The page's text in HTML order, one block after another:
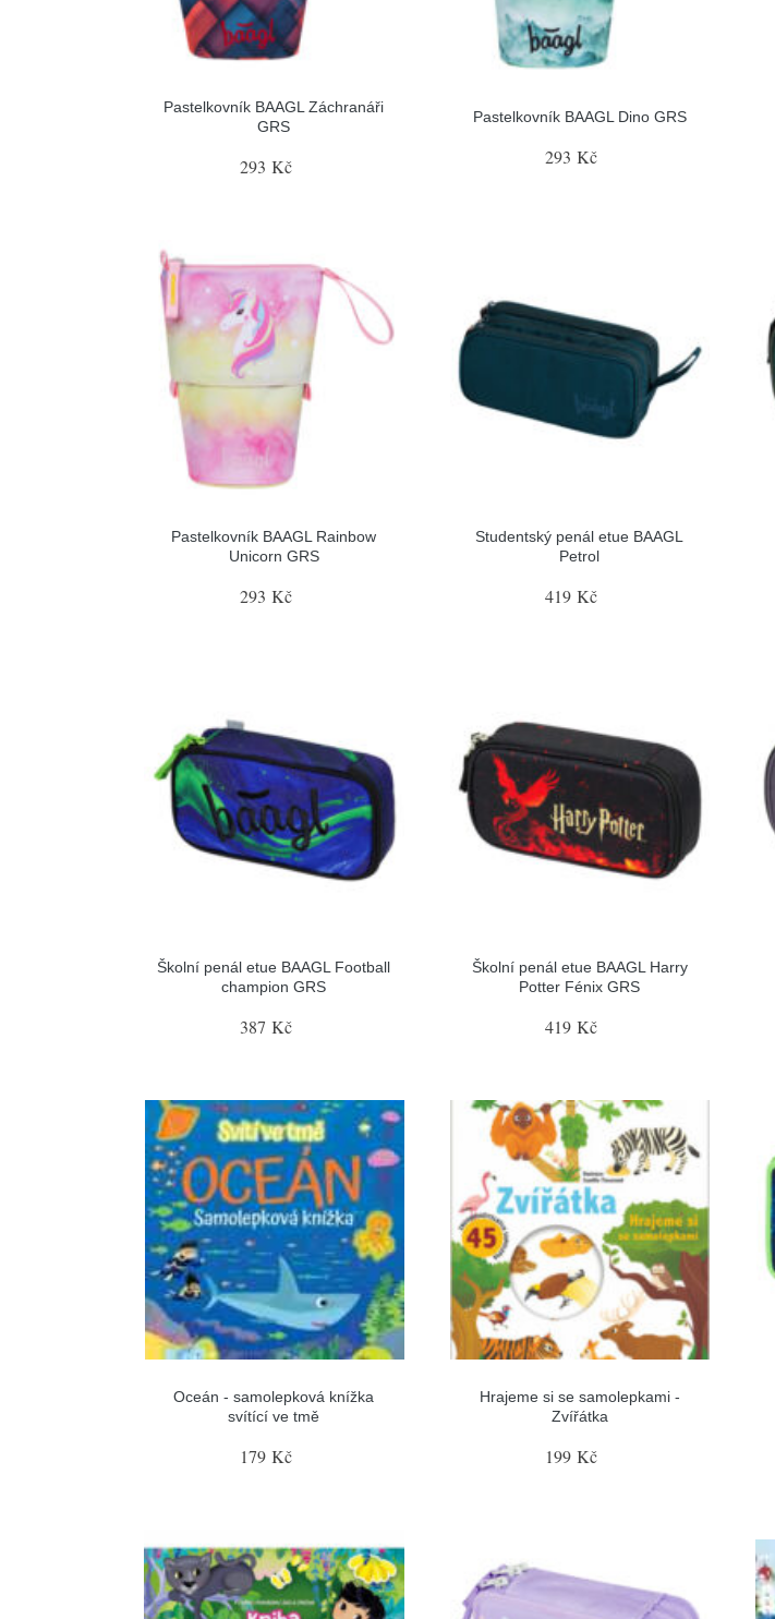
Pastelkovník BAAGL Záchranáři
GRS
293 Kč
Pastelkovník BAAGL Dino GRS
293 Kč
Pastelkovník BAAGL Rainbow
Unicorn GRS
293 Kč
Studentský penál etue BAAGL
Petrol
419 Kč
Školní penál etue BAAGL Football
champion GRS
387 Kč
Školní penál etue BAAGL Harry
Potter Fénix GRS
419 Kč
Oceán - samolepková knížka
svítící ve tmě
179 Kč
Hrajeme si se samolepkami -
Zvířátka
199 Kč